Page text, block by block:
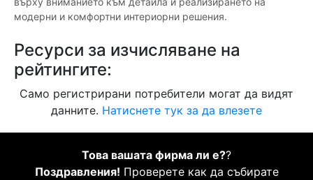
модерни и комфортни интериорни решения.
Ресурси за изчисляване на
рейтингите:
Само регистрирани потребители могат да видят
данните. Натиснете тук за да влезете
Това вашата фирма ли е??
Поздравления! Проверете как да събирате